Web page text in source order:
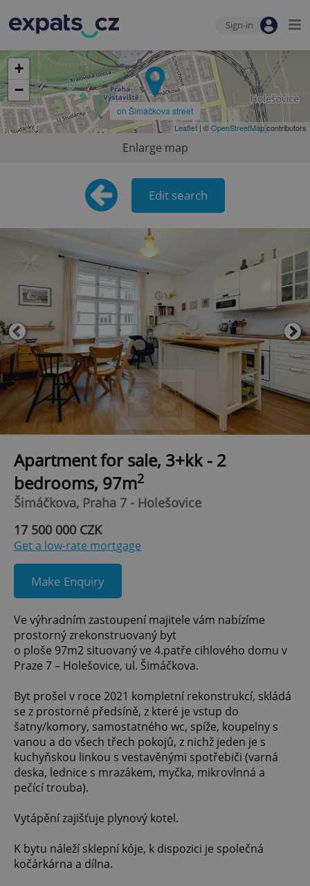
Sign-in
on Šimáčkova street
+
−
Leaflet | ©OpenStreetMapcontributors
Enlarge map
Edit search
Apartment for sale, 3+kk - 2
bedrooms, 97m2
Šimáčkova, Praha 7 - Holešovice
17 500 000 CZK
Get a low-rate mortgage
Make Enquiry
Ve výhradním zastoupení majitele vám nabízíme
prostorný zrekonstruovaný byt
o ploše 97m2 situovaný ve 4.patře cihlového domu v
Praze 7 – Holešovice, ul. Šimáčkova.
Byt prošel v roce 2021 kompletní rekonstrukcí, skládá
se z prostorné předsíně, z které je vstup do
šatny/komory, samostatného wc, spíže, koupelny s
vanou a do všech třech pokojů, z nichž jeden je s
kuchyňskou linkou s vestavěnými spotřebiči (varná
deska, lednice s mrazákem, myčka, mikrovlnná a
pečící trouba).
Vytápění zajišťuje plynový kotel.
K bytu náleží sklepní kóje, k dispozici je společná
kočárkárna a dílna.